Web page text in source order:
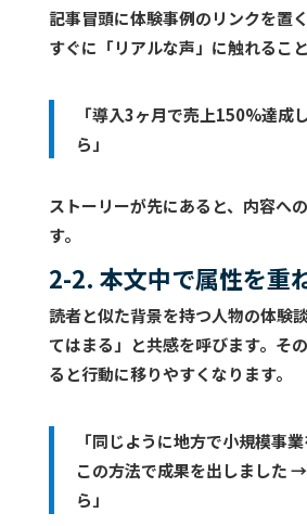
記事冒頭に体験事例のリンクを置
すぐに「リアルな声」に触れるこ
「導入3ヶ月で売上150%達成
ら」
ストーリーが先にあると、内容へ
す。
2-2. 本文中で属性を重
読者と似た背景を持つ人物の体験
てはまる」と共感を呼びます。そ
ると行動に移りやすくなります。
「同じように地方で小規模事業
この方法で成果を出しました
ら」